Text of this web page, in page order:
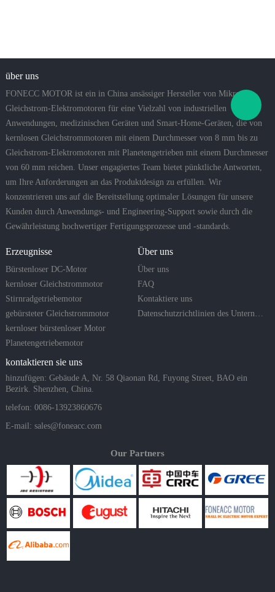
über uns
FONECC MOTOR ist ein in China ansässiger Hersteller von Mikro-
Gleichstrom-Elektromotoren für eine Vielzahl von industriellen
Anwendungen, medizinischen Geräten und Smart-Home-Geräten, die von
kernlosen Gleichstrommotoren mit einem Durchmesser von 8 mm bis zu
Gleichstrom-Elektromotoren mit Planetengetrieben mit einem Durchmesser
von 60 mm reichen. Unser engagiertes Team bietet pünktliche Antworten,
um Ihre Anforderungen an das Produktdesign zu erfüllen. Wir
konzentrieren uns auf die Bereitstellung optimaler Lösungen für unsere
Kunden durch Anwendungs- und Engineering-Support sowie durch die
Gewährleistung hochwertiger Fertigungsprozesse und -standards.
Erzeugnisse
Bürstenloser DC-Motor
kernloser Gleichstrommotor
Stirnradgetriebemotor
gebürsteter Gleichstrommotor
kernloser bürstenloser Motor
Planetengetriebemotor
Über uns
Über uns
FAQ
Kontaktiere uns
Datenschutzrichtlinien des Unternehmens
kontaktieren sie uns
hinzufügen: Gebäude A, Nr. 58 Qiaonan Rd, Fuyong Street, BAO ein
Bezirk. Shenzhen, China.
telefon: 0086-13923860676
E-mail: sales@foneacc.com
Our Partners